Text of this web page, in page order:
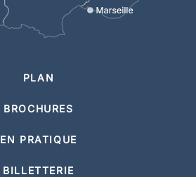
PLAN
BROCHURES
EN PRATIQUE
BILLETTERIE